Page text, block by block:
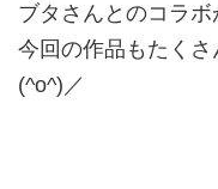
ブタさんとのコラ
今回の作品もたく
(^o^)／